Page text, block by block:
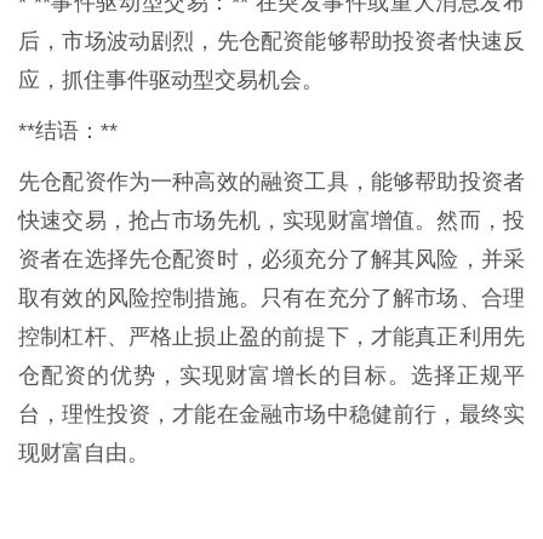
后，市场波动剧烈，先仓配资能够帮助投资者快速反
应，抓住事件驱动型交易机会。
**结语：**
先仓配资作为一种高效的融资工具，能够帮助投资者
快速交易，抢占市场先机，实现财富增值。然而，投
资者在选择先仓配资时，必须充分了解其风险，并采
取有效的风险控制措施。只有在充分了解市场、合理
控制杠杆、严格止损止盈的前提下，才能真正利用先
仓配资的优势，实现财富增长的目标。选择正规平
台，理性投资，才能在金融市场中稳健前行，最终实
现财富自由。